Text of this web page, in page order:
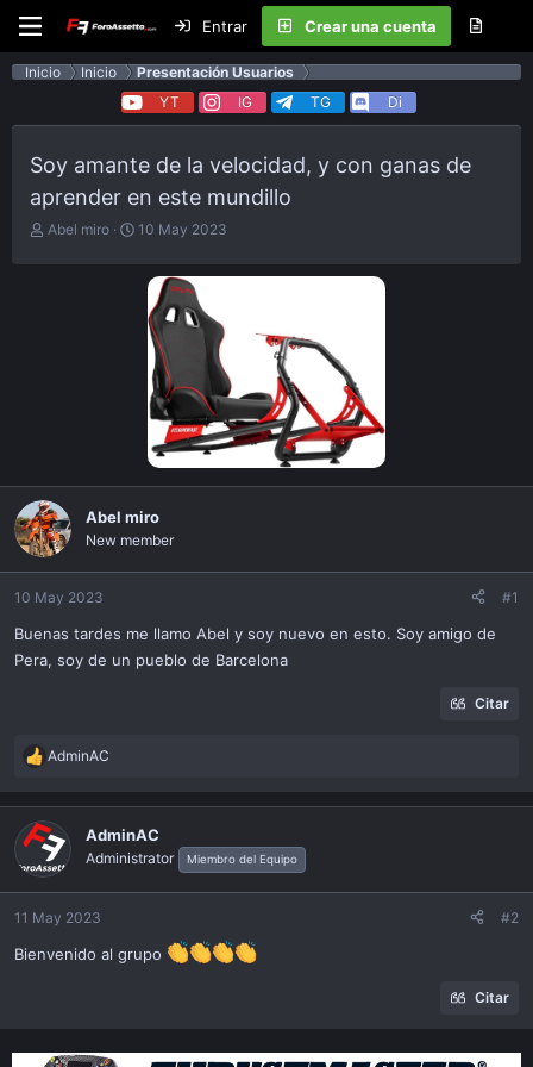
Entrar Crear una cuenta
Inicio Inicio
Presentación Usuarios
YT
IG TG Di
Soy amante de la velocidad, y con ganas de
aprender en este mundillo
E
Abel miro
F
c
a
c
i
ó
10 May 2023
Abel miro
New member
10 May 2023 #1
Buenas tardes me llamo Abel y soy nuevo en esto. Soy amigo de
Pera, soy de un pueblo de Barcelona
Citar
R
a
c
t
i
o
n
:
AdminAC
AdminAC
Administrator Miembro del Equipo
11 May 2023 #2
Bienvenido al grupo
Citar